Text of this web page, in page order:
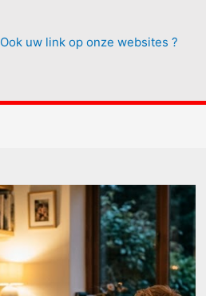
Ook uw link op onze websites ?